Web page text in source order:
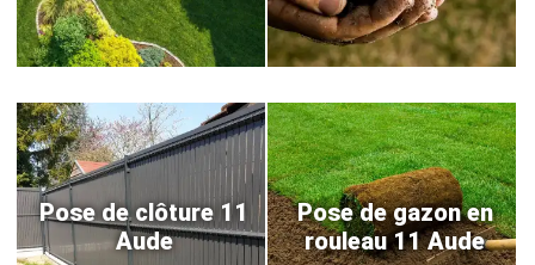
Pose de clôture 11
Aude
Pose de gazon en
rouleau 11 Aude